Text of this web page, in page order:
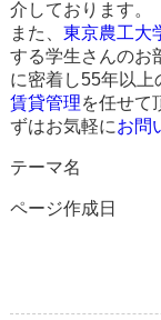
介しております。
また、 東京農工大
する学生さんのお
に密着し55年以上
賃貸管理を任せて
ずはお気軽にお問
テーマ名
ページ作成日